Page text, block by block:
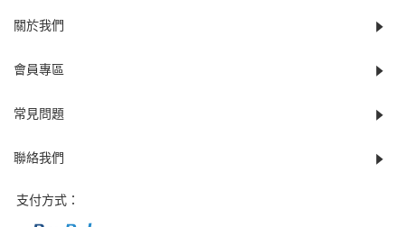
關於我們
會員專區
常見問題
聯絡我們
支付方式：